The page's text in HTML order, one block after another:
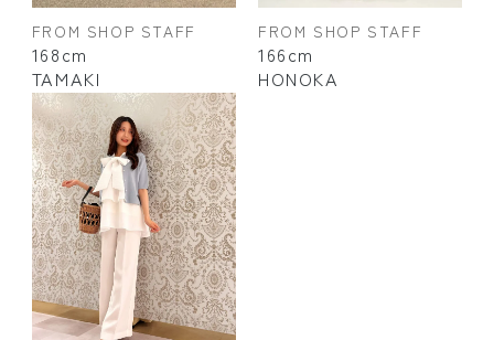
FROM SHOP STAFF
168cm
TAMAKI
FROM SHOP STAFF
166cm
HONOKA